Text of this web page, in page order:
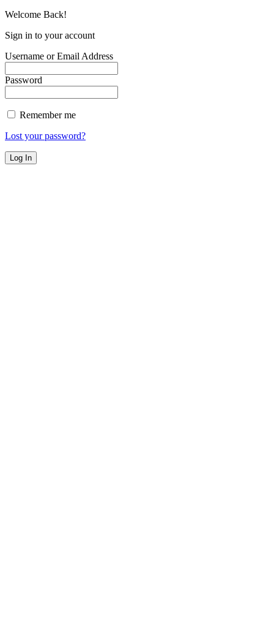
Welcome Back!
Sign in to your account
Username or Email Address
Password
Remember me
Lost your password?